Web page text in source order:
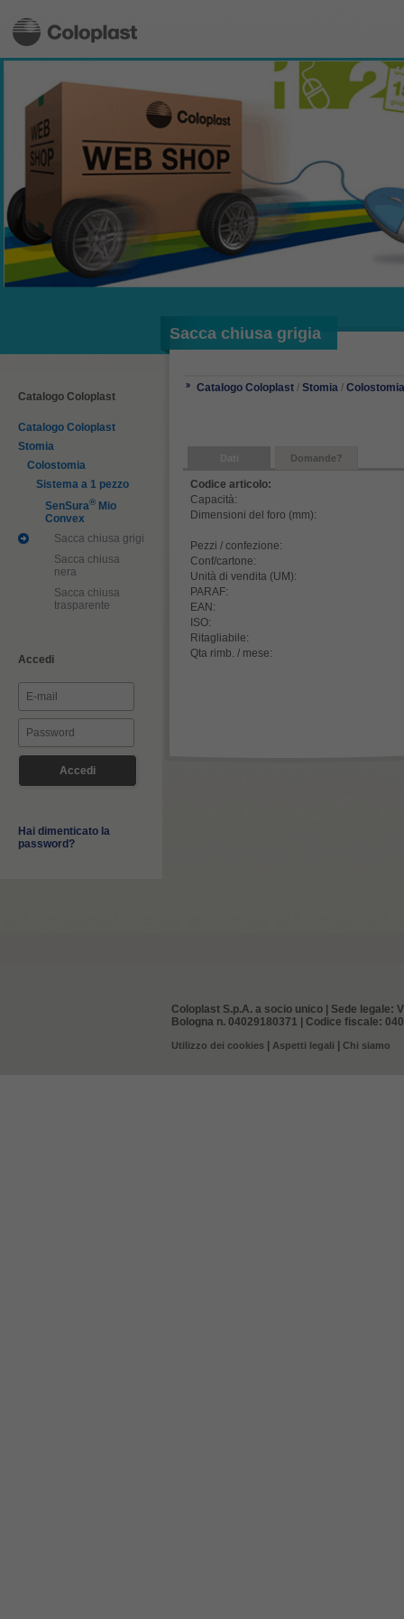
Sacca chiusa grigia
Catalogo Coloplast
Catalogo Coloplast
Stomia
Colostomia
Sistema a 1 pezzo
SenSura® Mio
Convex
Sacca chiusa grigia
Sacca chiusa
nera
Sacca chiusa
trasparente
Accedi
Hai dimenticato la
password?
Catalogo Coloplast / Stomia / Colostomia
Domande?
Codice articolo:
Capacità:
Dimensioni del foro (mm):
Pezzi / confezione:
Conf/cartone:
Unità di vendita (UM):
PARAF:
EAN:
ISO:
Ritagliabile:
Qta rimb. / mese:
Coloplast S.p.A. a socio unico | Sede legale:
Bologna n. 04029180371 | Codice fiscale:
Utilizzo dei cookies Aspetti legali Chi siamo